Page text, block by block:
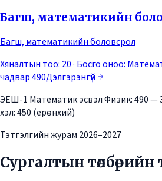
Багш, математикийн
Багш, математикийн боловсрол
Хяналтын тоо: 20· Босго оноо:
чадвар 490Дэлгэрэнгүй
ЭЕШ-1 Математик эсвэл Физик: 490
хэл: 450 (ерөнхий)
Тэтгэлгийн журам 2026–2027
Сургалтын төлбөрийн